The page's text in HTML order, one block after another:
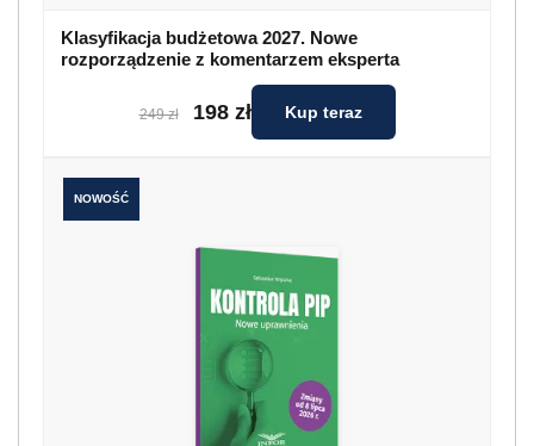
Klasyfikacja budżetowa 2027. Nowe
rozporządzenie z komentarzem eksperta
249 zł 198 zł Kup teraz
NOWOŚĆ